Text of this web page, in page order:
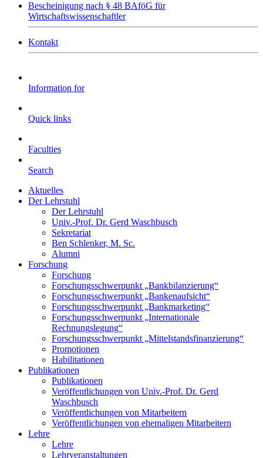
Bescheinigung nach § 48 BAföG für
Wirtschaftswissenschaftler
Kontakt
Information for
Quick links
Faculties
Search
Aktuelles
Der Lehrstuhl
Der Lehrstuhl
Univ.-Prof. Dr. Gerd Waschbusch
Sekretariat
Ben Schlenker, M. Sc.
Alumni
Forschung
Forschung
Forschungsschwerpunkt „Bankbilanzierung“
Forschungsschwerpunkt „Bankenaufsicht“
Forschungsschwerpunkt „Bankmarketing“
Forschungsschwerpunkt „Internationale
Rechnungslegung“
Forschungsschwerpunkt „Mittelstandsfinanzierung“
Promotionen
Habilitationen
Publikationen
Publikationen
Veröffentlichungen von Univ.-Prof. Dr. Gerd
Waschbusch
Veröffentlichungen von Mitarbeitern
Veröffentlichungen von ehemaligen Mitarbeitern
Lehre
Lehre
Lehrveranstaltungen